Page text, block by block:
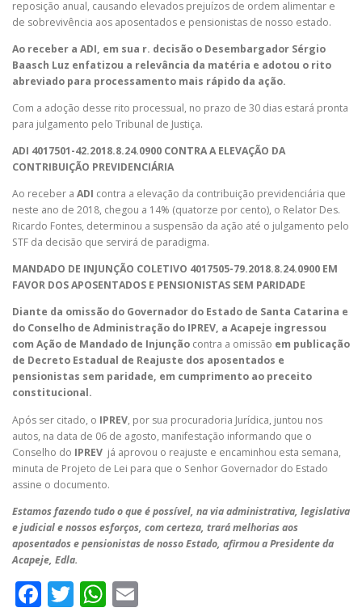
reposição anual, causando elevados prejuízos de ordem alimentar e
de sobrevivência aos aposentados e pensionistas de nosso estado.
Ao receber a ADI, em sua r. decisão o Desembargador Sérgio
Baasch Luz enfatizou a relevância da matéria e adotou o rito
abreviado para processamento mais rápido da ação.
Com a adoção desse rito processual, no prazo de 30 dias estará pronta
para julgamento pelo Tribunal de Justiça.
ADI 4017501-42.2018.8.24.0900 CONTRA A ELEVAÇÃO DA
CONTRIBUIÇÃO PREVIDENCIÁRIA
Ao receber a ADI contra a elevação da contribuição previdenciária que
neste ano de 2018, chegou a 14% (quatorze por cento), o Relator Des.
Ricardo Fontes, determinou a suspensão da ação até o julgamento pelo
STF da decisão que servirá de paradigma.
MANDADO DE INJUNÇÃO COLETIVO 4017505-79.2018.8.24.0900 EM
FAVOR DOS APOSENTADOS E PENSIONISTAS SEM PARIDADE
Diante da omissão do Governador do Estado de Santa Catarina e
do Conselho de Administração do IPREV, a Acapeje ingressou
com Ação de Mandado de Injunção contra a omissão em publicação
de Decreto Estadual de Reajuste dos aposentados e
pensionistas sem paridade, em cumprimento ao preceito
constitucional.
Após ser citado, o IPREV, por sua procuradoria Jurídica, juntou nos
autos, na data de 06 de agosto, manifestação informando que o
Conselho do IPREV já aprovou o reajuste e encaminhou esta semana,
minuta de Projeto de Lei para que o Senhor Governador do Estado
assine o documento.
Estamos fazendo tudo o que é possível, na via administrativa, legislativa
e judicial e nossos esforços, com certeza, trará melhorias aos
aposentados e pensionistas de nosso Estado, afirmou a Presidente da
Acapeje, Edla.
Facebook
TwitterWhatsApp